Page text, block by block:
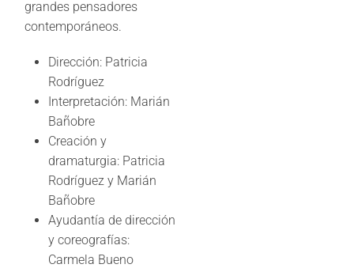
grandes pensadores
contemporáneos.
Dirección: Patricia
Rodríguez
Interpretación: Marián
Bañobre
Creación y
dramaturgia: Patricia
Rodríguez y Marián
Bañobre
Ayudantía de dirección
y coreografías:
Carmela Bueno